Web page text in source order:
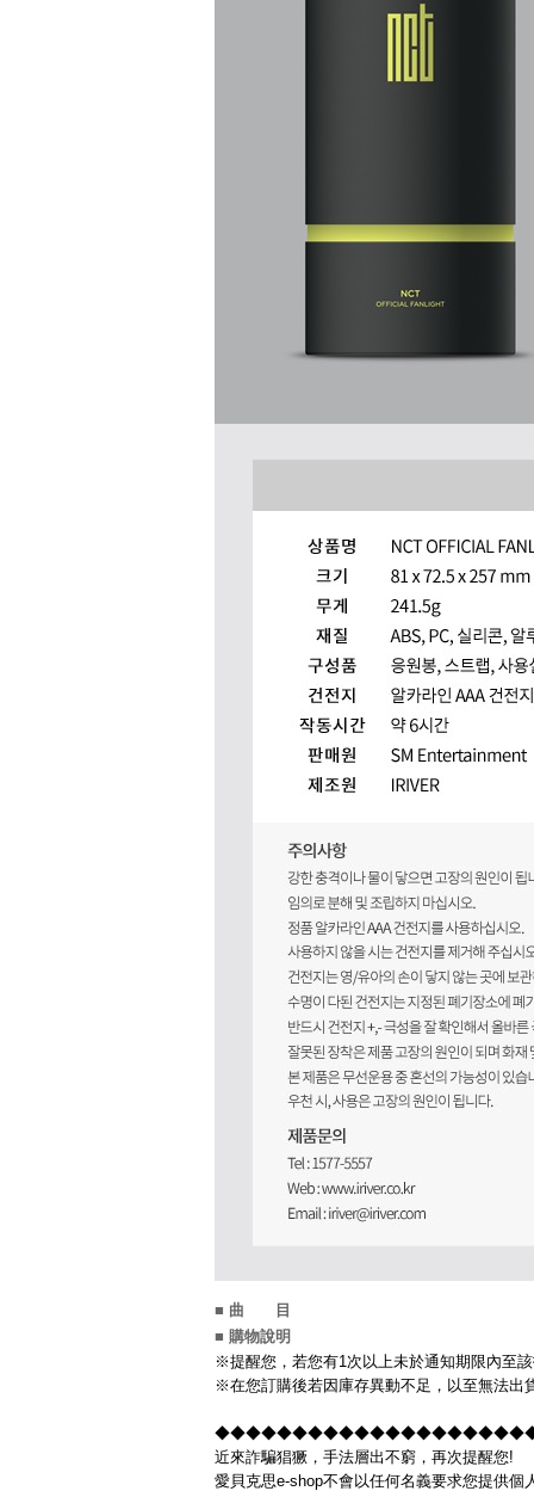
■ 曲 目
■ 購物說明
※提醒您，若您有1次以上未於通知期限內至
※在您訂購後若因庫存異動不足，以至無法出
◆◆◆◆◆◆◆◆◆◆◆◆◆◆◆◆◆◆◆◆◆◆◆◆
近來詐騙猖獗，手法層出不窮，再次提醒您!
愛貝克思e-shop不會以任何名義要求您提供個